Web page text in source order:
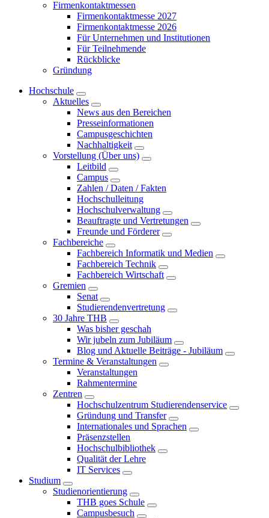
Firmenkontaktmessen
Firmenkontaktmesse 2027
Firmenkontaktmesse 2026
Für Unternehmen und Institutionen
Für Teilnehmende
Rückblicke
Gründung
Hochschule
Aktuelles
News aus den Bereichen
Presseinformationen
Campusgeschichten
Nachhaltigkeit
Vorstellung (Über uns)
Leitbild
Campus
Zahlen / Daten / Fakten
Hochschulleitung
Hochschulverwaltung
Beauftragte und Vertretungen
Freunde und Förderer
Fachbereiche
Fachbereich Informatik und Medien
Fachbereich Technik
Fachbereich Wirtschaft
Gremien
Senat
Studierendenvertretung
30 Jahre THB
Was bisher geschah
Wir jubeln zum Jubiläum
Blog und Aktuelle Beiträge - Jubiläum
Termine & Veranstaltungen
Veranstaltungen
Rahmentermine
Zentren
Hochschulzentrum Studierendenservice
Gründung und Transfer
Internationales und Sprachen
Präsenzstellen
Hochschulbibliothek
Qualität der Lehre
IT Services
Studium
Studienorientierung
THB goes Schule
Campusbesuch